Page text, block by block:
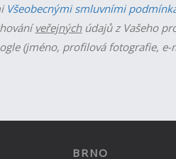
Všeobecnými smluvními
veřejnýchúdajů z Vašeho
(jméno, profilová fotografie, e-
BRNO